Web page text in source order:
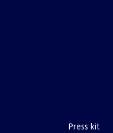
Press kit